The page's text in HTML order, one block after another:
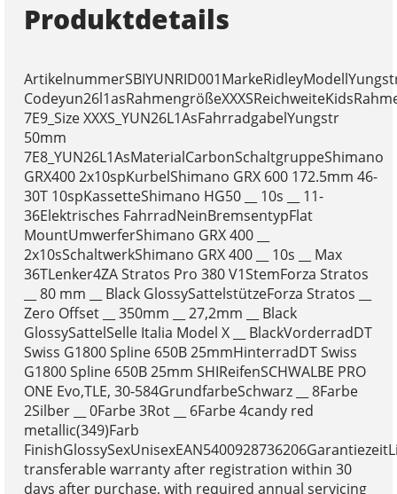
Produktdetails
7E9_Size XXXS_YUN26L1AsFahrradgabelYungstr
50mm
7E8_YUN26L1AsMaterialCarbonSchaltgruppeShimano
GRX400 2x10spKurbelShimano GRX 600 172.5mm 46-
30T 10spKassetteShimano HG50 __ 10s __ 11-
36Elektrisches FahrradNeinBremsentypFlat
MountUmwerferShimano GRX 400 __
2x10sSchaltwerkShimano GRX 400 __ 10s __ Max
36TLenker4ZA Stratos Pro 380 V1StemForza Stratos
__ 80 mm __ Black GlossySattelstützeForza Stratos __
Zero Offset __ 350mm __ 27,2mm __ Black
GlossySattelSelle Italia Model X __ BlackVorderradDT
Swiss G1800 Spline 650B 25mmHinterradDT Swiss
G1800 Spline 650B 25mm SHIReifenSCHWALBE PRO
ONE Evo,TLE, 30-584GrundfarbeSchwarz __ 8Farbe
2Silber __ 0Farbe 3Rot __ 6Farbe 4candy red
metallic(349)Farb
transferable warranty after registration within 30
days after purchase, with required annual servicing